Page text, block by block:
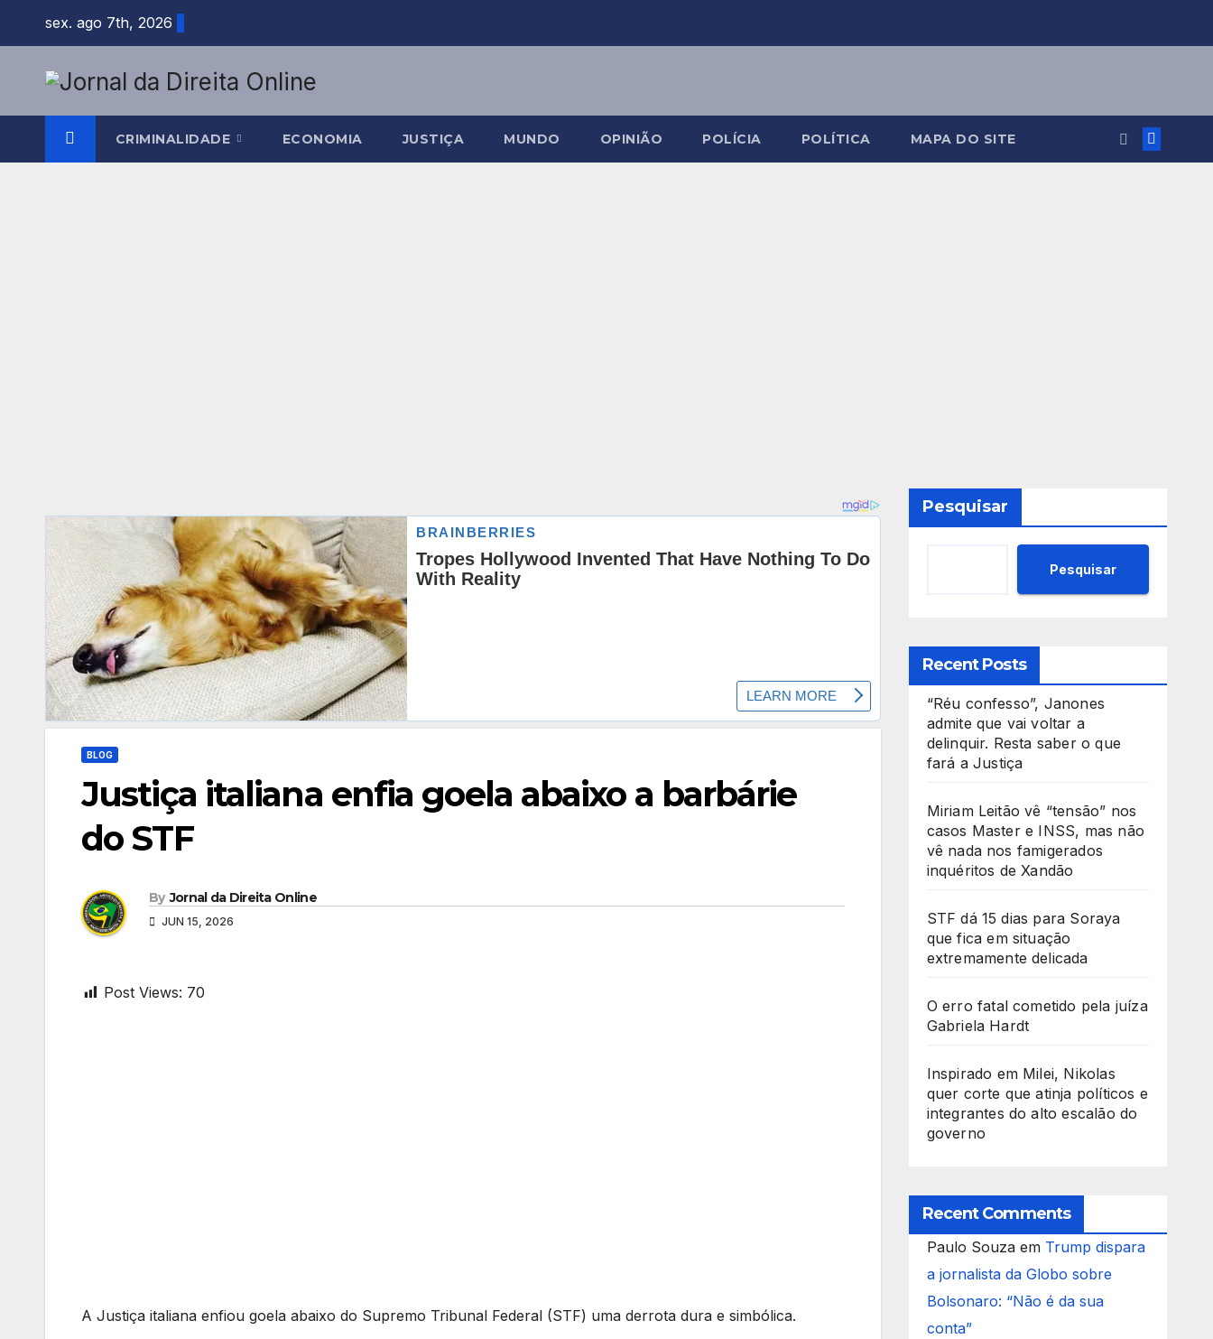
content
sex. ago 7th, 2026
CRIMINALIDADE ECONOMIA JUSTIÇA MUNDO OPINIÃO POLÍCIA POLÍTICA MAPA DO SITE
BLOG
Justiça italiana enfia goela abaixo a barbárie
do STF
By Jornal da Direita Online
JUN 15, 2026
Post Views: 70
A Justiça italiana enfiou goela abaixo do Supremo Tribunal Federal (STF) uma derrota dura e simbólica.
Pesquisar
Pesquisar
Recent Posts
“Réu confesso”, Janones
admite que vai voltar a
delinquir. Resta saber o que
fará a Justiça
Miriam Leitão vê “tensão” nos
casos Master e INSS, mas não
vê nada nos famigerados
inquéritos de Xandão
STF dá 15 dias para Soraya
que fica em situação
extremamente delicada
O erro fatal cometido pela juíza
Gabriela Hardt
Inspirado em Milei, Nikolas
quer corte que atinja políticos e
integrantes do alto escalão do
governo
Recent Comments
Paulo Souzaem Trump dispara
a jornalista da Globo sobre
Bolsonaro: “Não é da sua
conta”